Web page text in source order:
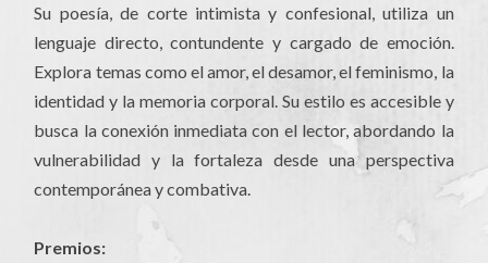
Su poesía, de corte intimista y confesional, utiliza un
lenguaje directo, contundente y cargado de emoción.
Explora temas como el amor, el desamor, el feminismo, la
identidad y la memoria corporal. Su estilo es accesible y
busca la conexión inmediata con el lector, abordando la
vulnerabilidad y la fortaleza desde una perspectiva
contemporánea y combativa.
Premios: